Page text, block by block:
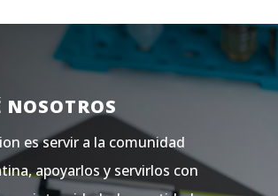
NOSOTROS
es servir a la comunidad
apoyarlos y servirlos con